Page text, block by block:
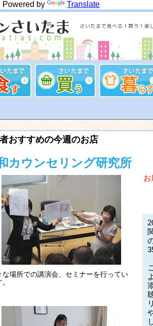
Powered by Translate
おすすめの今週のお店
カウンセリング研究所
な場所での講演会、セミナーを行ってい
お